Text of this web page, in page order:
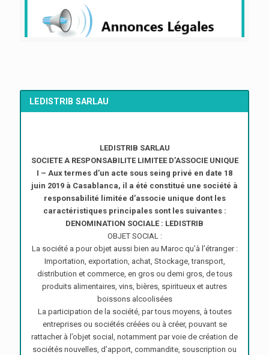
LEDISTRIB SARLAU
LEDISTRIB SARLAU
SOCIETE A RESPONSABILITE LIMITEE D’ASSOCIE UNIQUE
I – Aux termes d’un acte sous seing privé en date 18
juin 2019 à Casablanca, il a été constitué une société à
responsabilité limitée d’associe unique dont les
caractéristiques principales sont les suivantes :
DENOMINATION SOCIALE : LEDISTRIB
OBJET SOCIAL :
La société a pour objet aussi bien au Maroc qu’à l’étranger :
Importation, exportation, achat, Stockage, transport,
distribution et commerce, en gros ou demi gros, de tous
produits alimentaires, vins, bières, spiritueux et autres
boissons alcoolisées
La participation de la société, par tous moyens, à toutes
entreprises ou sociétés créées ou à créer, pouvant se
rattacher à l’objet social, notamment par voie de création de
sociétés nouvelles, d’apport, commandite, souscription ou